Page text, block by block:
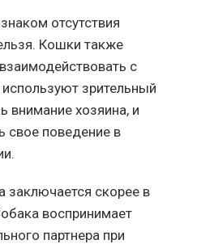
отсутствия
Кошки также
с
зрительный
внимание хозяина, и
свое поведение в
заключается скорее в
воспринимает
партнера при